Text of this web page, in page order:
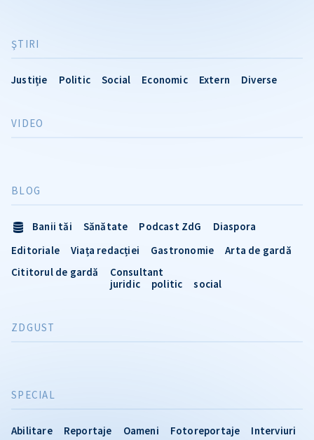
ŞTIRI
Justiție Politic Social Economic Extern Diverse
VIDEO
SPECIAL
Abilitare Reportaje Oameni Fotoreportaje
Interviuri
BLOG
Banii tăi Sănătate Podcast ZdG
Diaspora
Editoriale
Viața redacției Gastronomie
Arta de gardă
Cititorul de gardă
Consultant
juridic
politic social
ZDGUST